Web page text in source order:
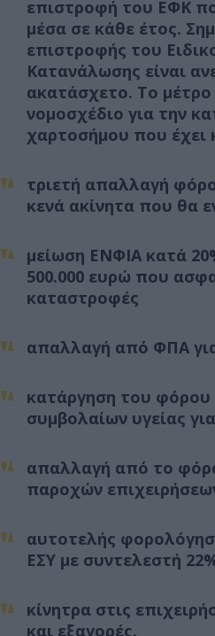
επιστροφή του ΕΦΚ
μέσα σε κάθε έτος.
επιστροφής του
Κατανάλωσης είναι
ακατάσχετο. Το
νομοσχέδιο για την
χαρτοσήμου που έχει
τριετή απαλλαγή
κενά ακίνητα που θα
μείωση ΕΝΦΙΑ κατά
500.000 ευρώ που
καταστροφές
απαλλαγή από ΦΠΑ
κατάργηση του
συμβολαίων υγείας
απαλλαγή από το
παροχών
αυτοτελής
ΕΣΥ με συντελεστή
κίνητρα στις
και εξαγορές.